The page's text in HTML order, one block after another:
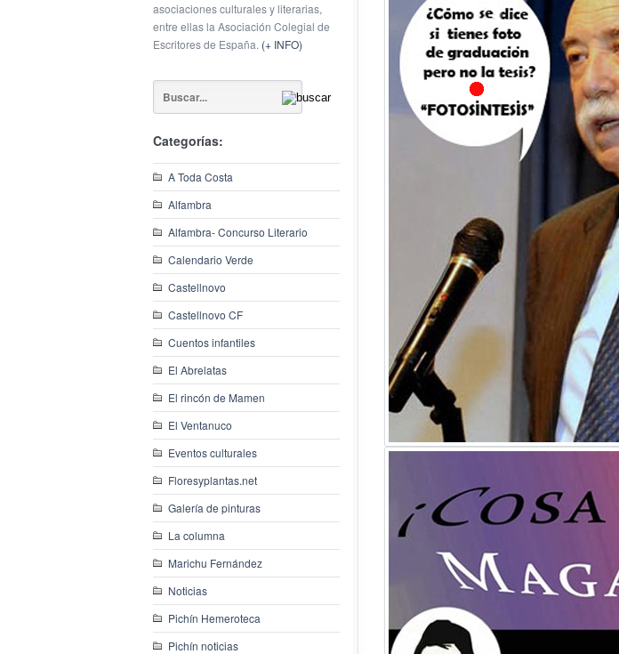
asociaciones culturales y literarias,
entre ellas la Asociación Colegial de
Escritores de España. (+ INFO)
Categorías:
A Toda Costa
Alfambra
Alfambra- Concurso Literario
Calendario Verde
Castellnovo
Castellnovo CF
Cuentos infantiles
El Abrelatas
El rincón de Mamen
El Ventanuco
Eventos culturales
Floresyplantas.net
Galería de pinturas
La columna
Marichu Fernández
Noticias
Pichín Hemeroteca
Pichín noticias